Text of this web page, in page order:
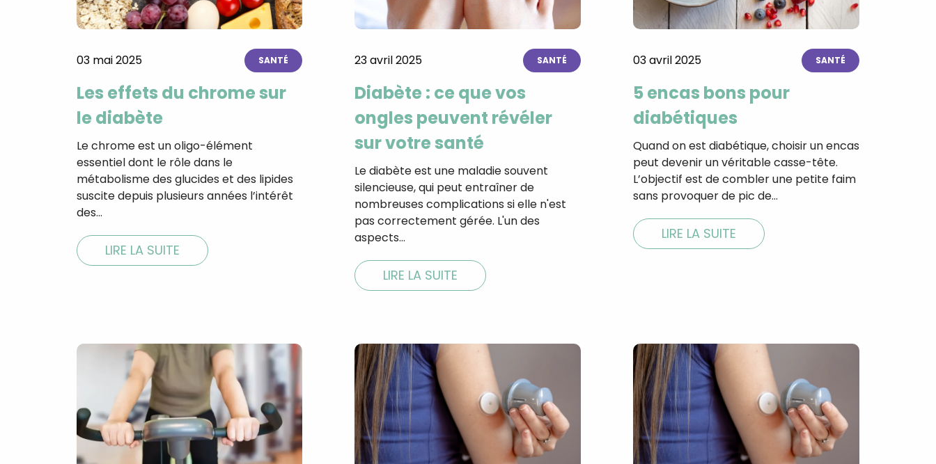
03 mai 2025 SANTÉ
Les effets du chrome sur
le diabète
Le chrome est un oligo-élément
essentiel dont le rôle dans le
métabolisme des glucides et des lipides
suscite depuis plusieurs années l’intérêt
des…
LIRE LA SUITE
23 avril 2025 SANTÉ
Diabète : ce que vos
ongles peuvent révéler
sur votre santé
Le diabète est une maladie souvent
silencieuse, qui peut entraîner de
nombreuses complications si elle n'est
pas correctement gérée. L'un des
aspects…
LIRE LA SUITE
03 avril 2025 SANTÉ
5 encas bons pour
diabétiques
Quand on est diabétique, choisir un encas
peut devenir un véritable casse-tête.
L’objectif est de combler une petite faim
sans provoquer de pic de…
LIRE LA SUITE